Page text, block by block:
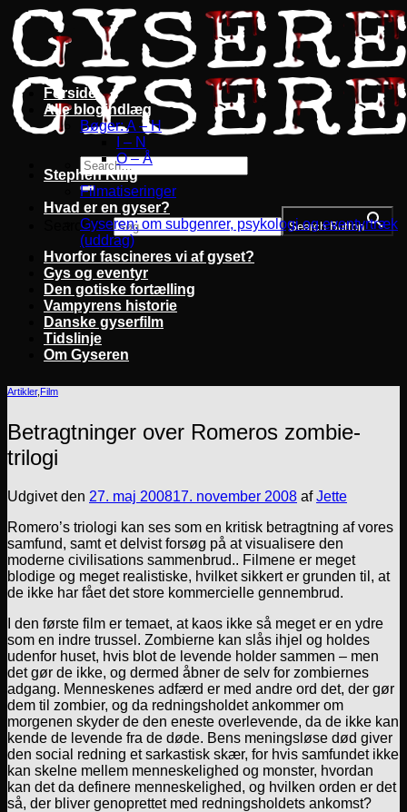
Fortsæt
til
indhold
Search for: Search Button
Forside
Alle blogindlæg
Bøger: A – H
I – N
O – Å
Stephen King
Filmatiseringer
Hvad er en gyser?
Gyseren: om subgenrer, psykologi og eventyrtræk
(uddrag)
Hvorfor fascineres vi af gyset?
Gys og eventyr
Den gotiske fortælling
Vampyrens historie
Danske gyserfilm
Tidslinje
Om Gyseren
Artikler, Film
Betragtninger over Romeros zombie-
trilogi
Udgivet den 27. maj 200817. november 2008 afJette
Romero’s triologi kan ses som en kritisk betragtning af vores
samfund, samt et delvist forsøg på at visualisere den
moderne civilisations sammenbrud.. Filmene er meget
blodige og meget realistiske, hvilket sikkert er grunden til, at
de ikke har fået det store kommercielle gennembrud.
I den første film er temaet, at kaos ikke så meget er en ydre
som en indre trussel. Zombierne kan slås ihjel og holdes
udenfor huset, hvis blot de levende holder sammen – men
det gør de ikke, og dermed åbner de selv for zombiernes
adgang. Menneskenes adfærd er med andre ord det, der gør
dem til zombier, og da redningsholdet ankommer om
morgenen skyder de den eneste overlevende, da de ikke kan
kende de levende fra de døde. Bens meningsløse død giver
den social redning et sarkastisk skær, for hvis samfundet ikke
kan skelne mellem menneskelighed og monster, hvordan
kan det da definere menneskelighed, og hvilken orden er det
så, der bliver genoprettet med redningsholdets ankomst?